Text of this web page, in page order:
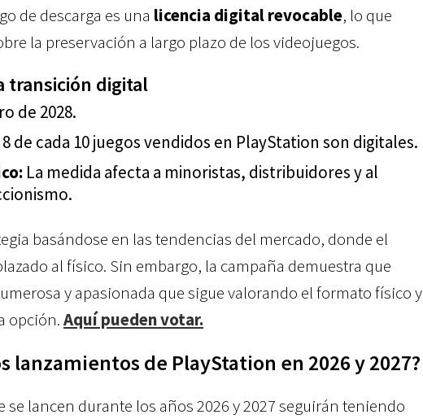
de descarga es una licencia digital revocable, lo que
la preservación a largo plazo de los videojuegos.
transición digital
de 2028.
8 de cada 10 juegos vendidos en PlayStation son digitales.
La medida afecta a minoristas, distribuidores y al
basándose en las tendencias del mercado, donde el
al físico. Sin embargo, la campaña demuestra que
y apasionada que sigue valorando el formato físico y
opción.Aquí pueden votar.
lanzamientos de PlayStation en 2026 y 2027?
se lancen durante los años 2026 y 2027 seguirán teniendo